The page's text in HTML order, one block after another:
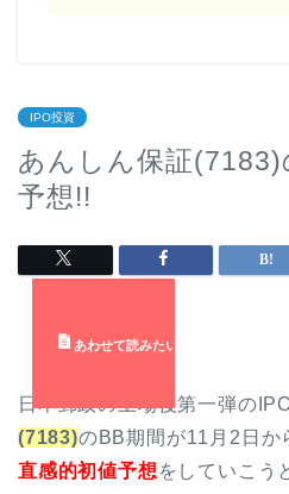
IPO投資
あんしん保証(7183)
予想!!
日本郵政の上場後第一弾の
(7183)のBB期間が11月2日か
直感的初値予想 をしていこう